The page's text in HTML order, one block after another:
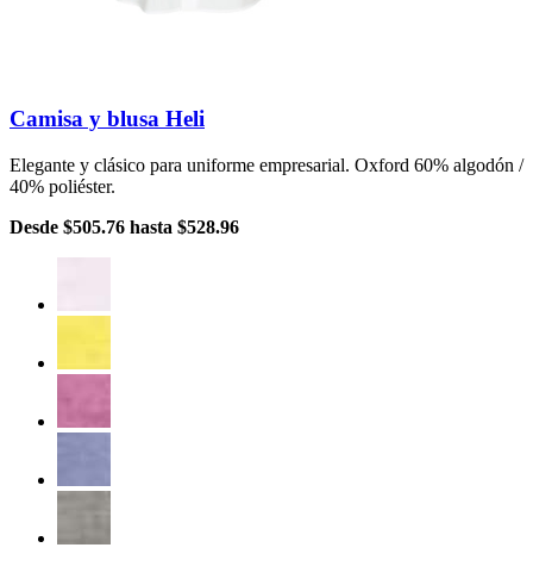
Camisa y blusa Heli
Elegante y clásico para uniforme empresarial. Oxford 60% algodón /
40% poliéster.
Desde $505.76 hasta $528.96